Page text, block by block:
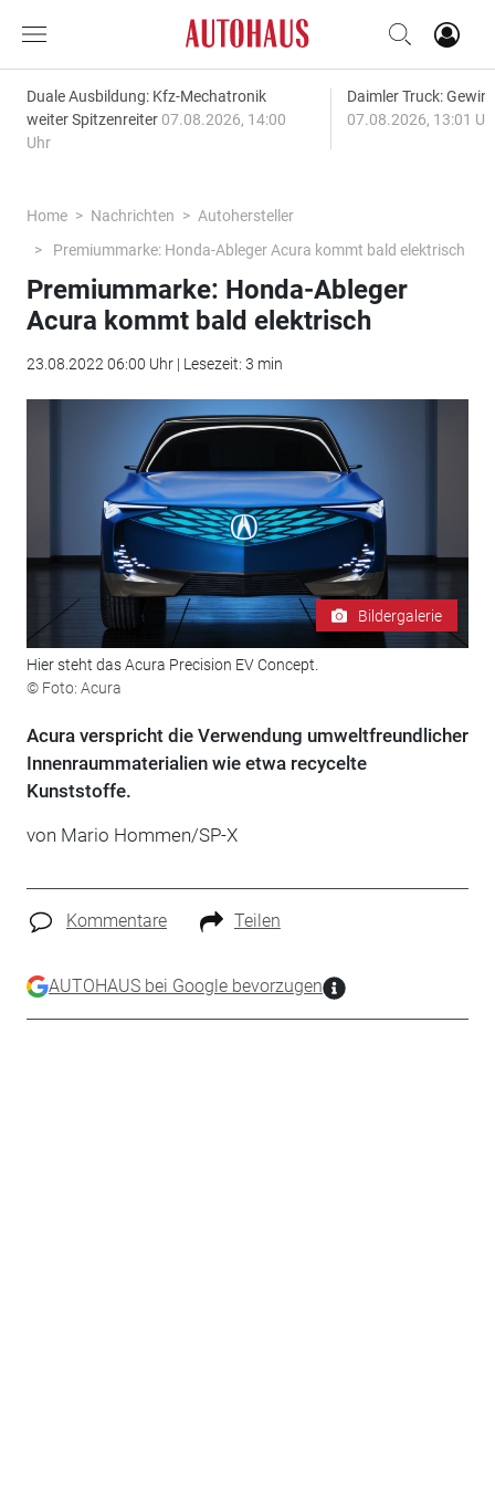
Duale Ausbildung: Kfz-Mechatronik
weiter Spitzenreiter 07.08.2026, 14:00
Uhr
Daimler Truck:
07.08.2026, 13:01
Home Nachrichten
Autohersteller
Premiummarke: Honda-Ableger Acura kommt bald elektrisch
Premiummarke: Honda-Ableger
Acura kommt bald elektrisch
23.08.2022 06:00 Uhr | Lesezeit: 3 min
Bildergalerie
Hier steht das Acura Precision EV Concept.
© Foto: Acura
Acura verspricht die Verwendung umweltfreundlicher
Innenraummaterialien wie etwa recycelte
Kunststoffe.
von Mario Hommen/SP-X
Kommentare Teilen
AUTOHAUS bei Google bevorzugen